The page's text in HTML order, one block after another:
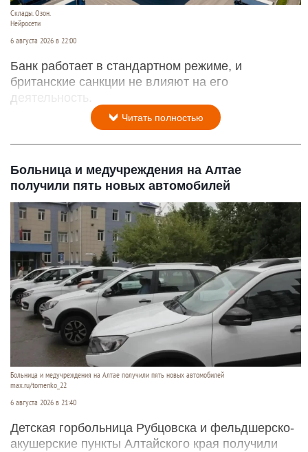
Склады. Озон.
Нейросети
6 августа 2026 в 22:00
Банк работает в стандартном режиме, и
британские санкции не влияют на его
деятельность.
Читать полностью
Больница и медучреждения на Алтае
получили пять новых автомобилей
Больница и медучреждения на Алтае получили пять новых автомобилей
max.ru/tomenko_22
6 августа 2026 в 21:40
Детская горбольница Рубцовска и фельдшерско-
акушерские пункты Алтайского края получили